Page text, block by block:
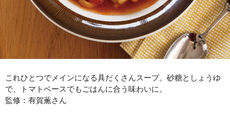
これひとつでメインになる具だくさんスープ。砂糖としょうゆ
で、トマトベースでもごはんに合う味わいに。
監修：有賀薫さん